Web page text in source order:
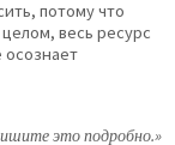
потому что
весь ресурс
это подробно.»